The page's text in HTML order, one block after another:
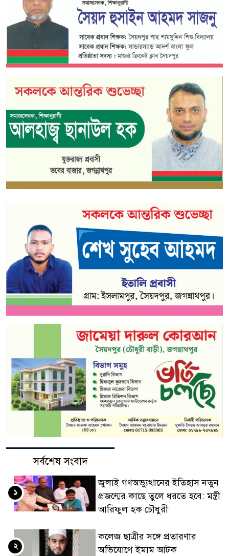
সর্বশেষ সংবাদ
জুলাই গণঅভ্যুত্থানের ইতিহাস নতুন
প্রজন্মের কাছে তুলে ধরতে হবে: মন্ত্রী
আরিফুল হক চৌধুরী
১
কলেজ ছাত্রীর সঙ্গে প্রতারণার
অভিযোগে ইমাম আটক
২